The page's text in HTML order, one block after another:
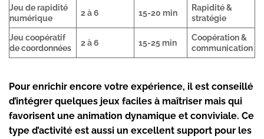
Jeu de rapidité
numérique
2 à 6 15-20 min
Rapidité &
stratégie
Jeu coopératif
de coordonnées
2 à 6 15-25 min
Coopération &
communication
Pour enrichir encore votre expérience, il est conseillé
d’intégrer quelques jeux faciles à maîtriser mais qui
favorisent une animation dynamique et conviviale. Ce
type d’activité est aussi un excellent support pour les